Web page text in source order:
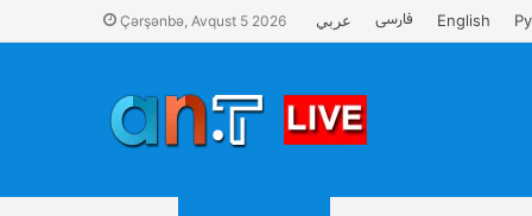
Çərşənbə, Avqust 5 2026 عربي فارسی English